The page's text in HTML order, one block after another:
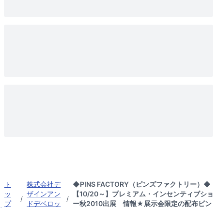
ト
ッ
プ
/
株式会社デ
ザインアン
ドデベロッ
/
◆PINS FACTORY（ピンズファクトリー）◆
【10/20～】プレミアム・インセンティブショ
ー秋2010出展 情報★展示会限定の配布ピン